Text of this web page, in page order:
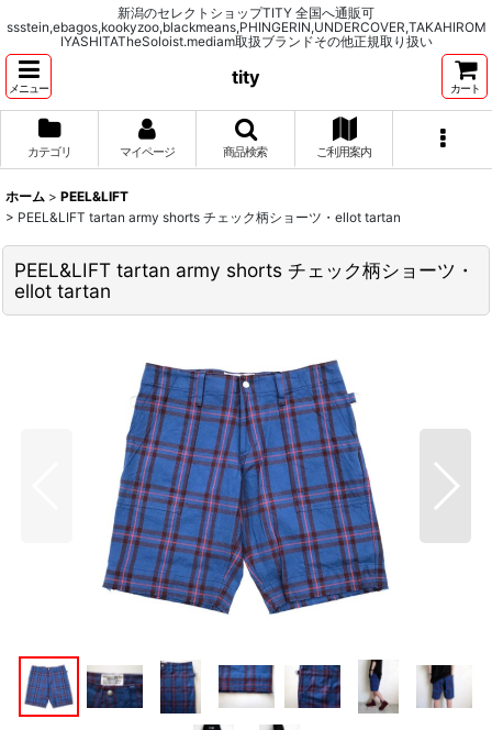
新潟のセレクトショップTITY 全国へ通販可
ssstein,ebagos,kookyzoo,blackmeans,PHINGERIN,UNDERCOVER,TAKAHIROM
IYASHITATheSoloist.mediam取扱ブランドその他正規取り扱い
メニュー
tity
カート
カテゴリ マイページ 商品検索 ご利用案内
ホーム > PEEL&LIFT
> PEEL&LIFT tartan army shorts チェック柄ショーツ・ellot tartan
PEEL&LIFT tartan army shorts チェック柄ショーツ・
ellot tartan